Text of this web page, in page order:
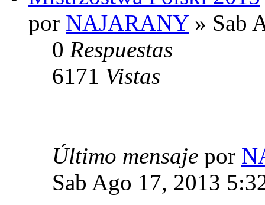
por NAJARANY» Sab
0 Respuestas
6171 Vistas
Último mensaje por
Sab Ago 17, 2013